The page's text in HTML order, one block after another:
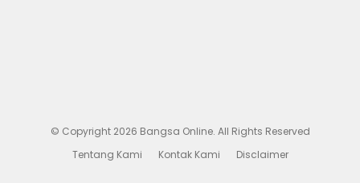
© Copyright 2026 Bangsa Online. All Rights Reserved
Tentang Kami
Kontak Kami Disclaimer